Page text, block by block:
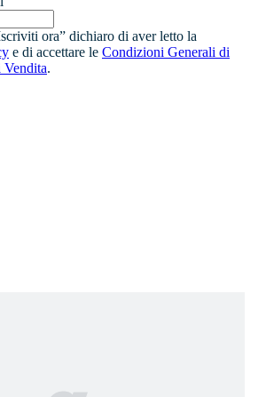
ora” dichiaro di aver letto la
e di accettare le Condizioni Generali di
.